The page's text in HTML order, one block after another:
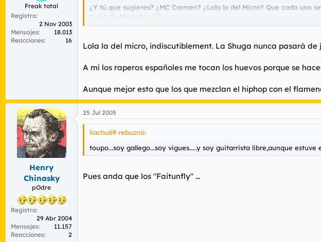
Freak total
Registro
2 Nov 2003
Mensajes
18.013
Reacciones
16
¿Y tú que sugieres? ¿MC Carmen? ¿Lola la del Micro? Que cada uno
quizá de Marsella...
Por otro lado, tengo entendido que Shuga Wuga se retiró del Hip
Lola la del micro, indiscutiblement. La Shuga nunca pasará de
A mí los raperos españoles me tocan los huevos porque se
Aunque mejor esto que los que mezclan el hiphop con el
Henry
Chinasky
pOdre
Registro
29 Abr 2004
Mensajes
11.157
Reacciones
2
25 Jul 2005
liachu69 rebuznó:
toupo...soy gallego...soy vigues.....y soy guitarrista libre,aunque
Pues anda que los "Faitunfly" ...